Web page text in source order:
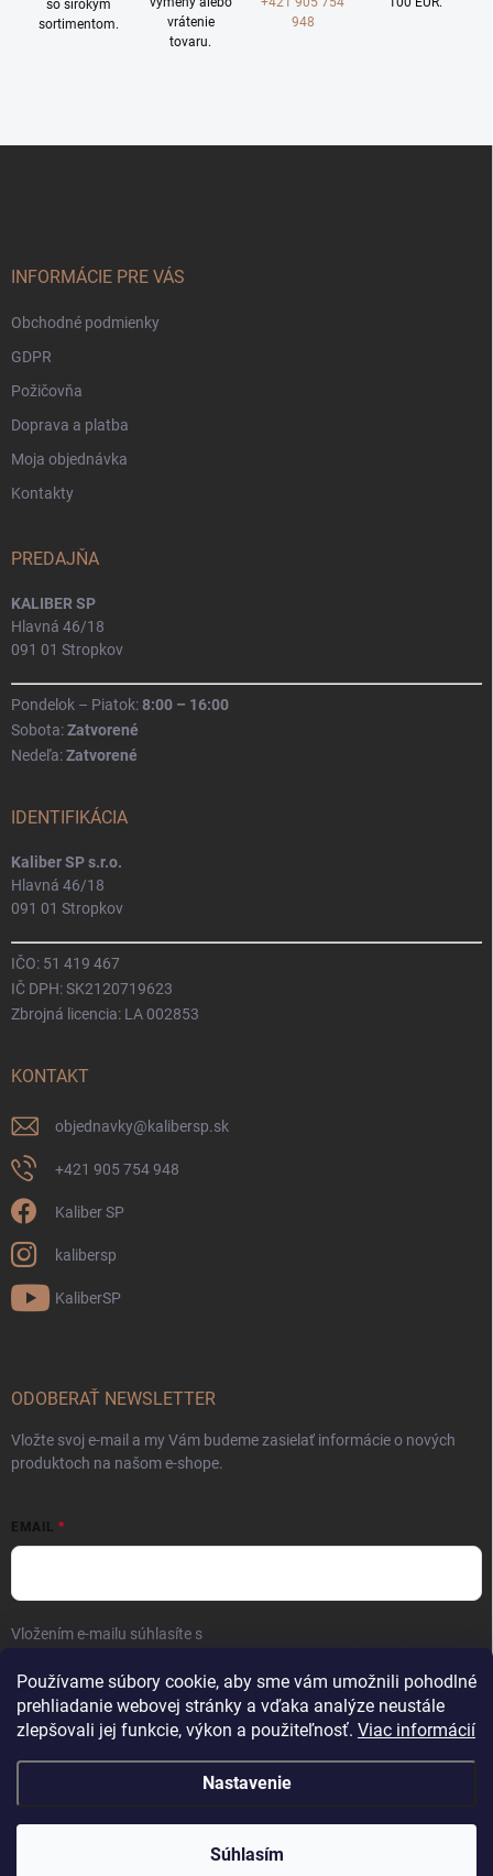
Používame súbory cookie, aby sme vám umožnili pohodlné
prehliadanie webovej stránky a vďaka analýze neustále
zlepšovali jej funkcie, výkon a použiteľnosť. Viac informácií
Nastavenie
Súhlasím
so širokým
sortimentom.
vrátenie
tovaru.
948
INFORMÁCIE PRE VÁS
Obchodné podmienky
GDPR
Požičovňa
Doprava a platba
Moja objednávka
Kontakty
PREDAJŇA
KALIBER SP
Hlavná 46/18
091 01 Stropkov
Pondelok – Piatok:8:00 – 16:00
Sobota:Zatvorené
Nedeľa:Zatvorené
IDENTIFIKÁCIA
Kaliber SP s.r.o.
Hlavná 46/18
091 01 Stropkov
IČO: 51 419 467
IČ DPH: SK2120719623
Zbrojná licencia: LA 002853
KONTAKT
objednavky@kalibersp.sk
+421 905 754 948
Kaliber SP
kalibersp
KaliberSP
ODOBERAŤ NEWSLETTER
Vložte svoj e-mail a my Vám budeme zasielať informácie o nových
produktoch na našom e-shope.
EMAIL
Vložením e-mailu súhlasíte s
Prihlásiť sa
Kaliber SP s.r.o. . Všetky práva vyhradené.